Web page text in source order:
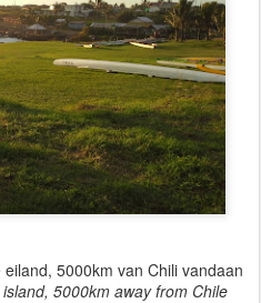
5000km van Chili vandaan
5000km away from Chile